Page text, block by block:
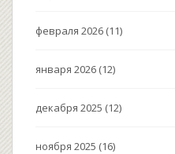
февраля 2026 (11)
января 2026 (12)
декабря 2025 (12)
ноября 2025 (16)